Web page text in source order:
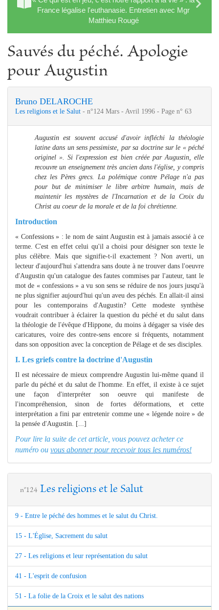
France légalise l'euthanasie. Entretien avec Mgr
Matthieu Rougé
Sauvés du péché. Apologie
pour Augustin
Bruno DELAROCHE
Les religions et le Salut - n°124 Mars - Avril 1996 - Page n° 63
Augustin est souvent accusé d'avoir infléchi la théologie
latine dans un sens pessimiste, par sa doctrine sur le « péché
originel ». Si l'expression est bien créée par Augustin, elle
recouvre un enseignement très ancien dans l'église, y compris
chez les Pères grecs. La polémique contre Pélage n'a pas
pour but de minimiser le libre arbitre humain, mais de
maintenir les mystères de l'Incarnation et de la Croix du
Christ au coeur de la morale et de la foi chrétienne.
Introduction
« Confessions » : le nom de saint Augustin est à jamais associé à ce
terme. C'est en effet celui qu'il a choisi pour désigner son texte le
plus célèbre. Mais que signifie-t-il exactement ? Non averti, un
lecteur d'aujourd'hui s'attendra sans doute à ne trouver dans l'oeuvre
d'Augustin qu'un catalogue des fautes commises par l'auteur, tant le
mot de « confessions » a vu son sens se réduire de nos jours jusqu'à
ne plus signifier aujourd'hui qu'un aveu des péchés. En allait-il ainsi
pour les contemporains d'Augustin? Cette modeste synthèse
voudrait contribuer à éclairer la question du péché et du salut dans
la théologie de l'évêque d'Hippone, du moins à dégager sa visée des
caricatures, voire des contre-sens encore si fréquents, notamment
dans son opposition avec la conception de Pélage et de ses disciples.
I. Les griefs contre la doctrine d'Augustin
Il est nécessaire de mieux comprendre Augustin lui-même quand il
parle du péché et du salut de l'homme. En effet, il existe à ce sujet
une façon d'interpréter son oeuvre qui manifeste de
l'incompréhension, sinon de fortes déformations, et cette
interprétation a fini par entretenir comme une « légende noire » de
la pensée d'Augustin. [...]
Pour lire la suite de cet article, vous pouvez acheter ce
numéro ou vous abonner pour recevoir tous les numéros!
n°124 Les religions et le Salut
9 - Entre le péché des hommes et le salut du Christ.
15 - L'Église, Sacrement du salut
27 - Les religions et leur représentation du salut
41 - L'esprit de confusion
51 - La folie de la Croix et le salut des nations